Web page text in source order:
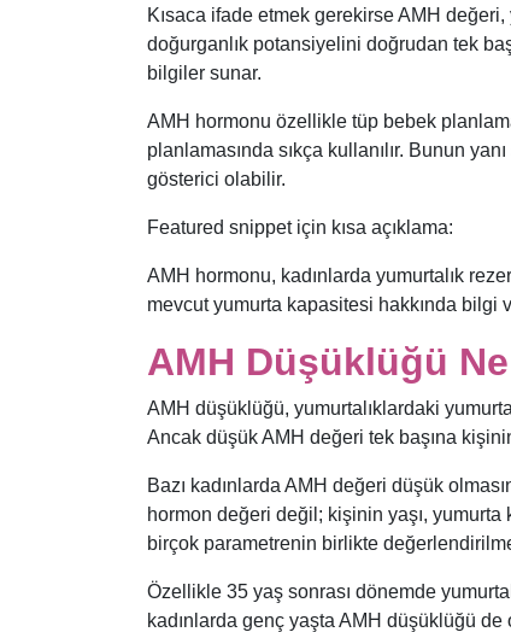
Kısaca ifade etmek gerekirse AMH
doğurganlık potansiyelini doğrudan tek
bilgiler sunar.
AMH hormonu özellikle tüp bebek
planlamasında sıkça kullanılır. Bunun
gösterici olabilir.
Featured snippet için kısa açıklama:
AMH hormonu, kadınlarda yumurtalık
mevcut yumurta kapasitesi hakkında bilgi
AMH Düşüklüğü
AMH düşüklüğü, yumurtalıklardaki
Ancak düşük AMH değeri tek başına
Bazı kadınlarda AMH değeri düşük
hormon değeri değil; kişinin yaşı,
birçok parametrenin birlikte
Özellikle 35 yaş sonrası dönemde
kadınlarda genç yaşta AMH düşüklüğü